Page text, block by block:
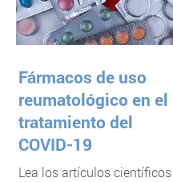
Fármacos de uso
reumatológico en el
tratamiento del
COVID-19
Lea los artículos